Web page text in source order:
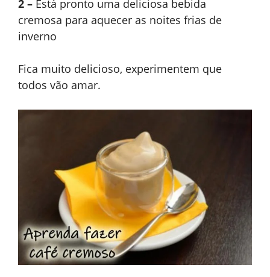
2 – Está pronto uma deliciosa bebida
cremosa para aquecer as noites frias de
inverno
Fica muito delicioso, experimentem que
todos vão amar.